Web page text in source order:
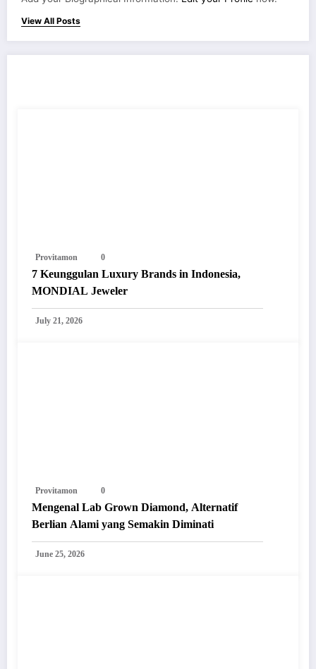
View All Posts
Provitamon 0
7 Keunggulan Luxury Brands in Indonesia,
MONDIAL Jeweler
July 21, 2026
Provitamon 0
Mengenal Lab Grown Diamond, Alternatif
Berlian Alami yang Semakin Diminati
June 25, 2026